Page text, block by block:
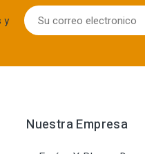
y
Nuestra Empresa